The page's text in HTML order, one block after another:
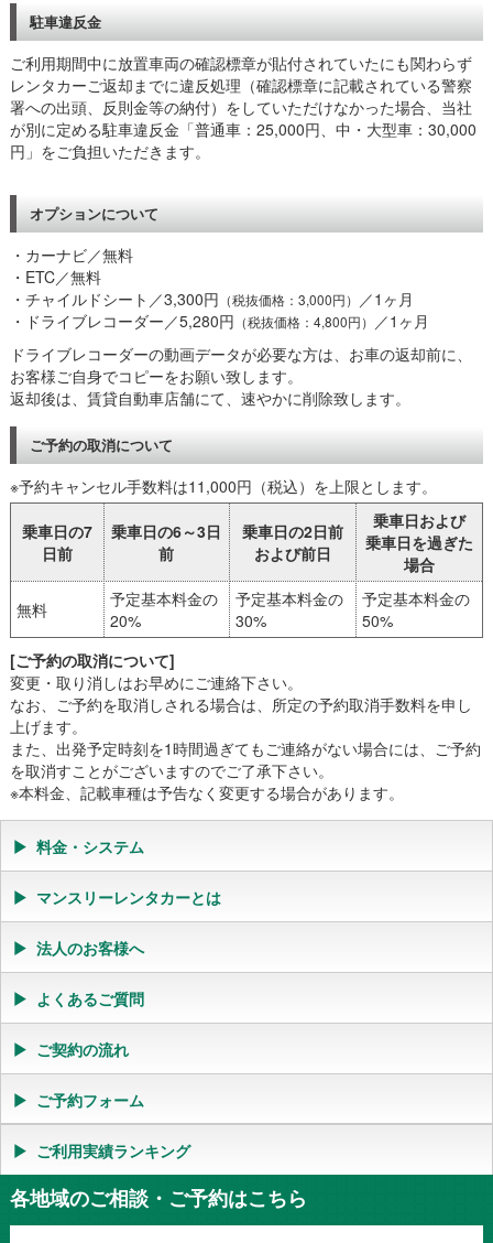
駐車違反金
ご利用期間中に放置車両の確認標章が貼付されていたにも関わらず
レンタカーご返却までに違反処理（確認標章に記載されている警察
署への出頭、反則金等の納付）をしていただけなかった場合、当社
が別に定める駐車違反金「普通車：25,000円、中・大型車：30,000
円」をご負担いただきます。
オプションについて
・カーナビ／無料
・ETC／無料
・チャイルドシート／3,300円 （税抜価格：3,000円） ／1ヶ月
・ドライブレコーダー／5,280円 （税抜価格：4,800円） ／1ヶ月
ドライブレコーダーの動画データが必要な方は、お車の返却前に、
お客様ご自身でコピーをお願い致します。
返却後は、賃貸自動車店舗にて、速やかに削除致します。
ご予約の取消について
※予約キャンセル手数料は11,000円（税込）を上限とします。
乗車日の7
日前
乗車日の6～3日
前
乗車日の2日前
および前日
乗車日および
乗車日を過ぎた
場合
無料
予定基本料金の
20%
予定基本料金の
30%
予定基本料金の
50%
[ご予約の取消について]
変更・取り消しはお早めにご連絡下さい。
なお、ご予約を取消しされる場合は、所定の予約取消手数料を申し
上げます。
また、出発予定時刻を1時間過ぎてもご連絡がない場合には、ご予約
を取消すことがございますのでご了承下さい。
※本料金、記載車種は予告なく変更する場合があります。
料金・システム
マンスリーレンタカーとは
法人のお客様へ
よくあるご質問
ご契約の流れ
ご予約フォーム
ご利用実績ランキング
各地域のご相談・ご予約はこちら